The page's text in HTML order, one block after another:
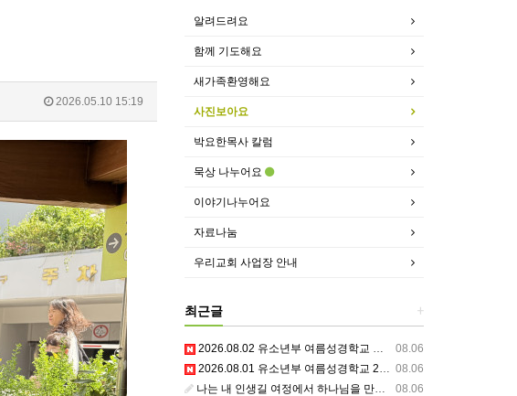
2026.05.10 15:19
알려드려요
함께 기도해요
새가족환영해요
사진보아요
박요한목사 칼럼
묵상 나누어요
이야기나누어요
자료나눔
우리교회 사업장 안내
+
최근글
08.06
2026.08.02 유소년부 여름성경학교 셋째날,주일예배
08.06
2026.08.01 유소년부 여름성경학교 2일차 저녁집회 예배 실황
08.06
나는 내 인생길 여정에서 하나님을 만났는가? 그렇다면 나의 삶은 어떠한가? 자신을 돌아 봅니다.